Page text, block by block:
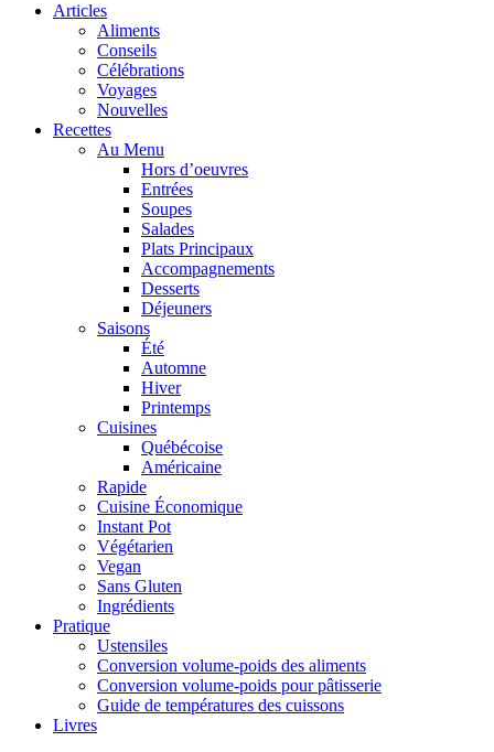
Articles
Aliments
Conseils
Célébrations
Voyages
Nouvelles
Recettes
Au Menu
Hors d’oeuvres
Entrées
Soupes
Salades
Plats Principaux
Accompagnements
Desserts
Déjeuners
Saisons
Été
Automne
Hiver
Printemps
Cuisines
Québécoise
Américaine
Rapide
Cuisine Économique
Instant Pot
Végétarien
Vegan
Sans Gluten
Ingrédients
Pratique
Ustensiles
Conversion volume-poids des aliments
Conversion volume-poids pour pâtisserie
Guide de températures des cuissons
Livres